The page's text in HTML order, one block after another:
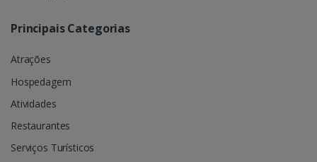
Principais Categorias
Atrações
Hospedagem
Atividades
Restaurantes
Serviços Turísticos